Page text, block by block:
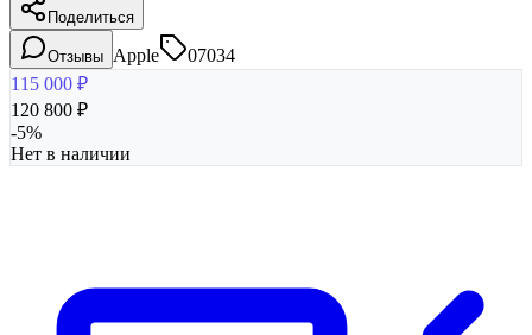
Поделиться
Отзывы Apple
07034
115 000 ₽
120 800 ₽
-5%
Нет в наличии